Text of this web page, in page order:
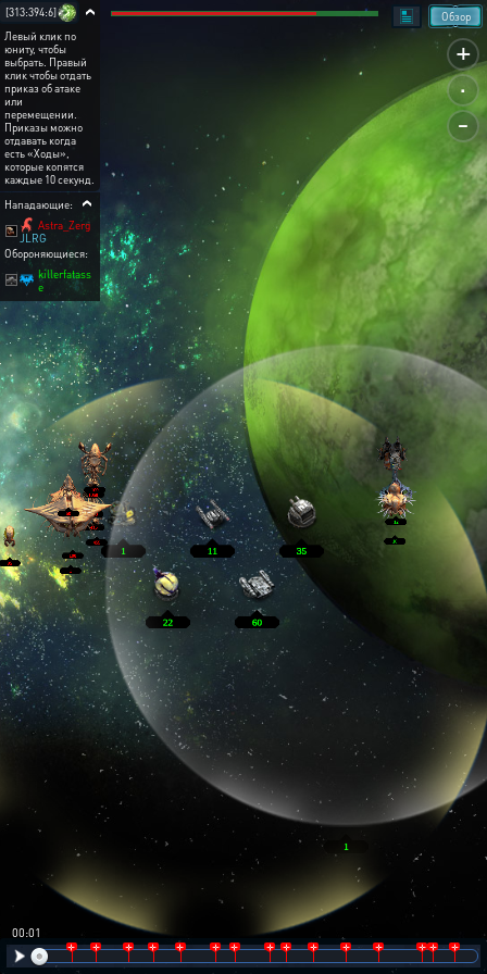
+
.
-
Обзор
[313:394:6]
Левый клик по
юниту, чтобы
выбрать. Правый
клик чтобы отдать
приказ об атаке
или
перемещении.
Приказы можно
отдавать когда
есть «Ходы»,
которые копятся
каждые 10 секунд.
Нападающие:
Astra_Zerg
JLRG
Обороняющиеся:
killerfatass
e
00:02